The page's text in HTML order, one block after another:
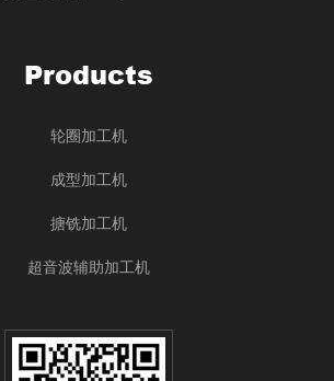
Products
轮圈加工机
成型加工机
搪铣加工机
超音波辅助加工机